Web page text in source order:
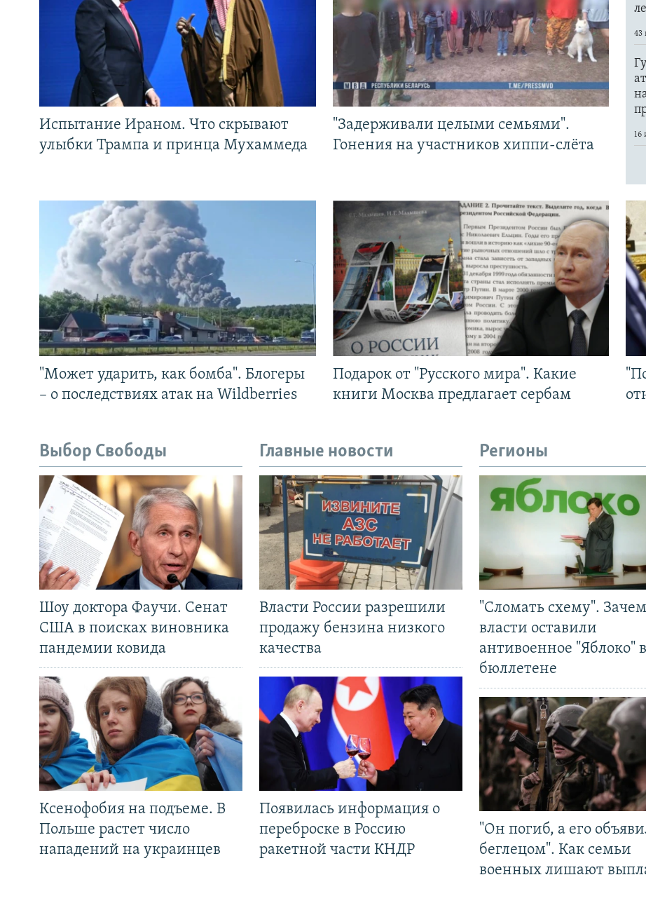
Испытание Ираном. Что скрывают
улыбки Трампа и принца Мухаммеда
"Задерживали целыми семьями".
Гонения на участников хиппи-слёта
"Может ударить, как бомба". Блогеры
– о последствиях атак на Wildberries
Подарок от "Русского мира". Какие
книги Москва предлагает сербам
Выбор Свободы
Шоу доктора Фаучи. Сенат
США в поисках виновника
пандемии ковида
Ксенофобия на подъеме. В
Польше растет число
нападений на украинцев
Главные новости
Власти России разрешили
продажу бензина низкого
качества
Появилась информация о
переброске в Россию
ракетной части КНДР
Регионы
"Сломать схему". Зачем
власти оставили
антивоенное "Яблоко" в
бюллетене
"Он погиб, а его
беглецом". Как семьи
военных лишают